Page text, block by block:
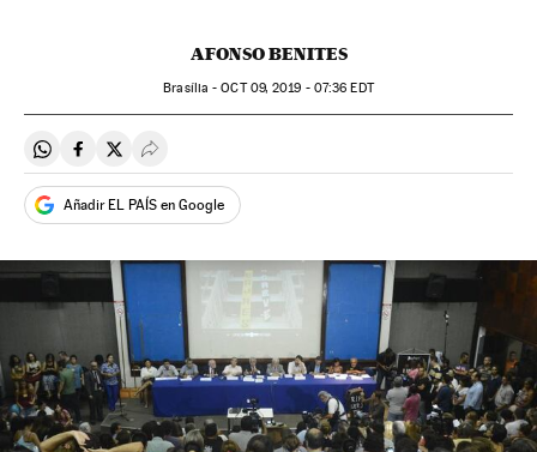
AFONSO BENITES
Brasília -OCT09, 2019 - 07:36 EDT
Compartir en Whatsapp
Compartir en Facebook
Compartir en Twitter
Desplegar Redes Sociales
Añadir EL PAÍS en Google